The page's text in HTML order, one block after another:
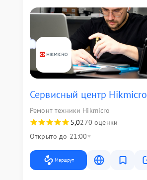
Сервисный центр Hikmicro
Ремонт техники Hikmicro
5,0270 оценки
Открыто до 21:00
Маршрут